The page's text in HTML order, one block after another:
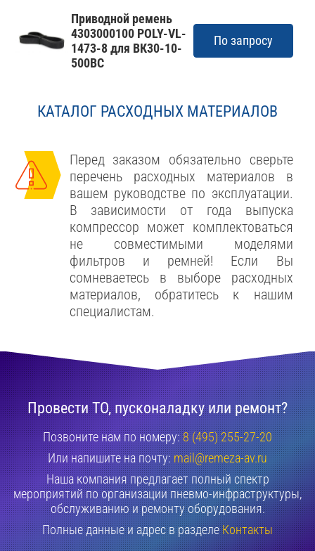
Приводной ремень
4303000100 POLY-VL-
1473-8 для ВК30-10-
500ВС
По запросу
КАТАЛОГ РАСХОДНЫХ МАТЕРИАЛОВ
Перед заказом обязательно сверьте
перечень расходных материалов в
вашем руководстве по эксплуатации.
В зависимости от года выпуска
компрессор может комплектоваться
не совместимыми моделями
фильтров и ремней! Если Вы
сомневаетесь в выборе расходных
материалов, обратитесь к нашим
специалистам.
Провести ТО, пусконаладку или ремонт?
Позвоните нам по номеру:8 (495) 255-27-20
Или напишите на почту:mail@remeza-av.ru
Наша компания предлагает полный спектр
мероприятий по организации пневмо-инфраструктуры,
обслуживанию и ремонту оборудования.
Полные данные и адрес в разделеКонтакты